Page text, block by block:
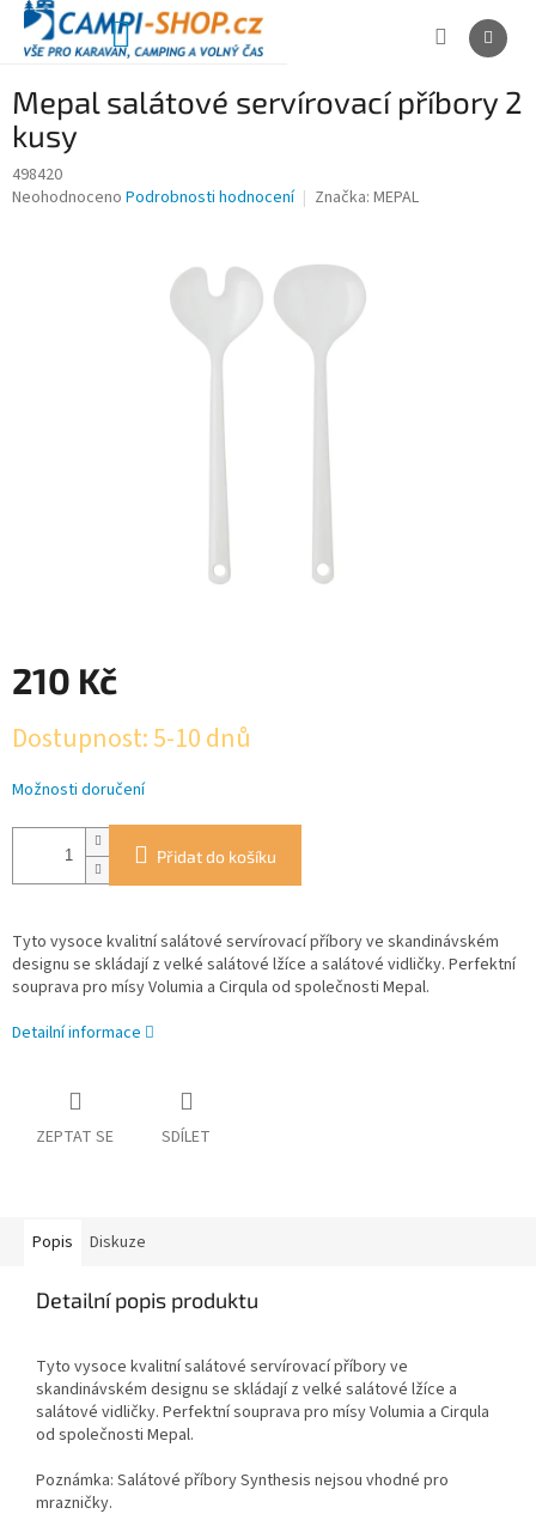
Přejít
obsah
NÁKUPNÍ
Mepal salátové servírovací příbory 2
kusy
498420
Průměrné
Neohodnoceno Podrobnosti hodnocení Značka: MEPAL
210 Kč
cena:
Dostupnost: 5-10 dnů
Možnosti doručení
Přidat do košíku
Tyto vysoce kvalitní salátové servírovací příbory ve skandinávském
designu se skládají z velké salátové lžíce a salátové vidličky. Perfektní
souprava pro mísy Volumia a Cirqula od společnosti Mepal.
Detailní informace
ZEPTAT SE SDÍLET
Popis Diskuze
Detailní popis produktu
Tyto vysoce kvalitní salátové servírovací příbory ve
skandinávském designu se skládají z velké salátové lžíce a
salátové vidličky. Perfektní souprava pro mísy Volumia a Cirqula
od společnosti Mepal.
Poznámka: Salátové příbory Synthesis nejsou vhodné pro
mrazničky.